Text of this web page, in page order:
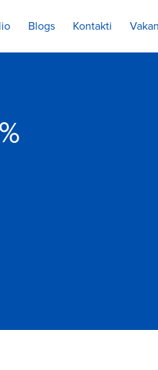
Blogs Kontakti